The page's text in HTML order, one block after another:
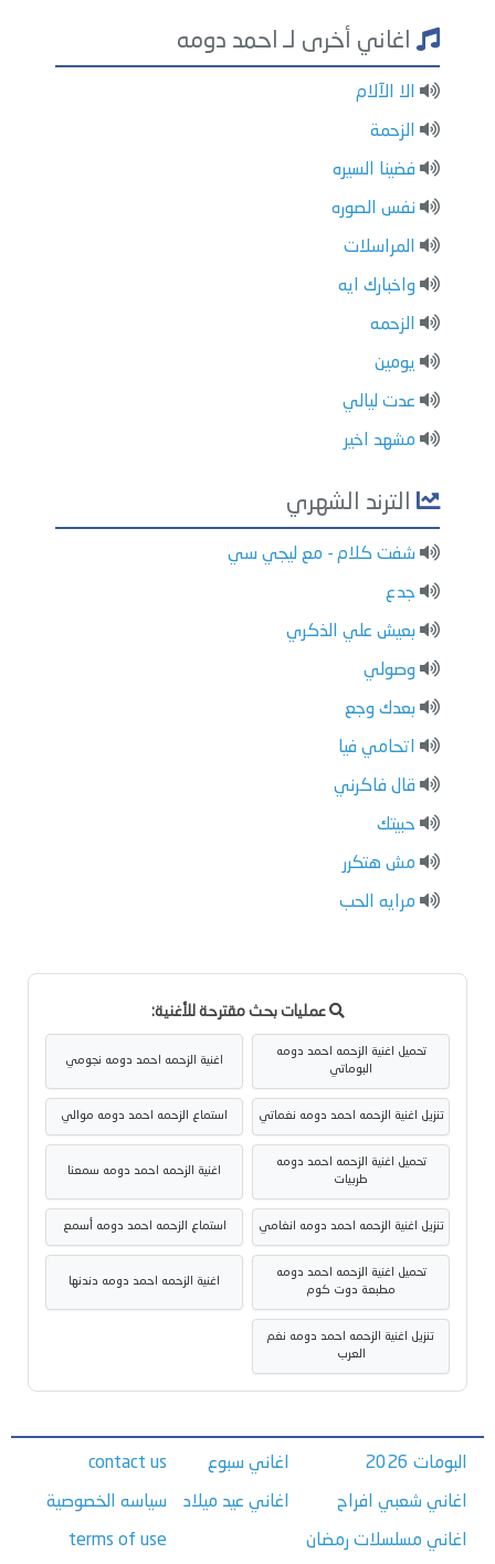
اغاني أخرى لـ احمد دومه
الا الآلام
الزحمة
فضينا السيره
نفس الصوره
المراسلات
واخبارك ايه
الزحمه
يومين
عدت ليالي
مشهد اخير
الترند الشهري
شفت كلام - مع ليجي سي
جدع
بعيش علي الذكري
وصولي
بعدك وجع
اتحامي فيا
قال فاكرني
حبيتك
مش هتكرر
مرايه الحب
عمليات بحث مقترحة للأغنية:
تحميل اغنية الزحمه احمد دومه
البوماتي
اغنية الزحمه احمد دومه نجومي
تنزيل اغنية الزحمه احمد دومه نغماتي استماع الزحمه احمد دومه موالي
تحميل اغنية الزحمه احمد دومه
طربيات
اغنية الزحمه احمد دومه سمعنا
تنزيل اغنية الزحمه احمد دومه انغامي استماع الزحمه احمد دومه أسمع
تحميل اغنية الزحمه احمد دومه
مطبعة دوت كوم
اغنية الزحمه احمد دومه دندنها
تنزيل اغنية الزحمه احمد دومه نغم
العرب
البومات 2026
اغاني شعبي افراح
اغاني مسلسلات رمضان
اغاني سبوع
اغاني عيد ميلاد
contact us
سياسه الخصوصية
terms of use